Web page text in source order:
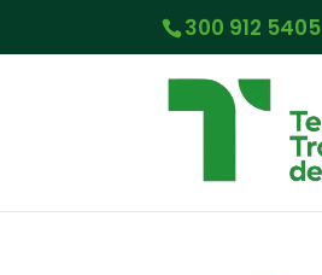
300 912 5405